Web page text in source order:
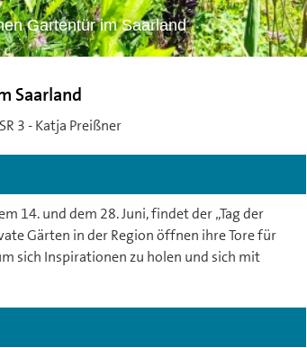
Gartentür im Saarland
Saarland
3 - Katja Preißner
14. und dem 28. Juni, findet der „Tag der
Gärten in der Region öffnen ihre Tore für
sich Inspirationen zu holen und sich mit